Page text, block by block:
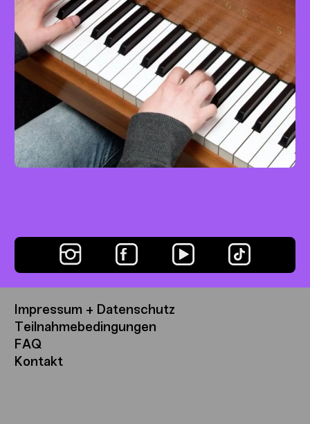
mit Josefa Schmidt
Impressum + Datenschutz
Teilnahmebedingungen
FAQ
Kontakt